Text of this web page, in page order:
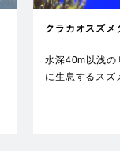
クラカオスズメ
水深40m以浅の
に生息するスズ